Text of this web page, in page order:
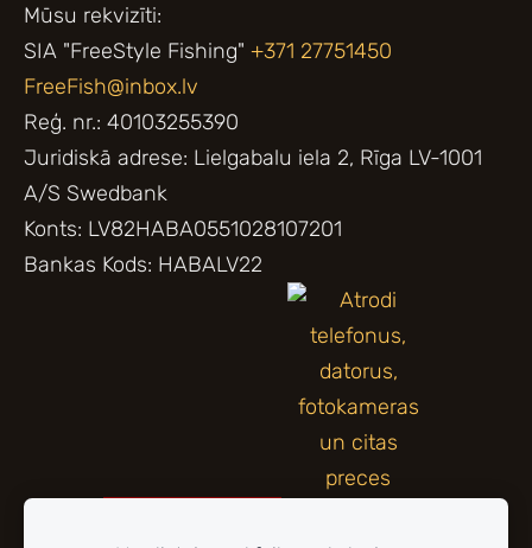
Mūsu rekvizīti:
SIA "FreeStyle Fishing" +371 27751450
FreeFish@inbox.lv
Reģ. nr.: 40103255390
Juridiskā adrese: Lielgabalu iela 2, Rīga LV-1001
A/S Swedbank
Konts: LV82HABA0551028107201
Bankas Kods: HABALV22